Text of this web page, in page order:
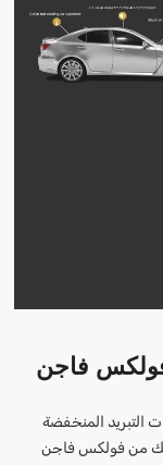
فولكس فاجن
التبريد المنخفضة
بك من فولكس فاجن